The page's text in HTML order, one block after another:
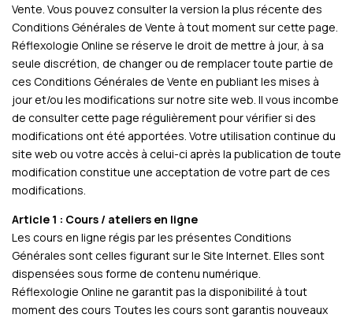
Vente. Vous pouvez consulter la version la plus récente des
Conditions Générales de Vente à tout moment sur cette page.
Réflexologie Online se réserve le droit de mettre à jour, à sa
seule discrétion, de changer ou de remplacer toute partie de
ces Conditions Générales de Vente en publiant les mises à
jour et/ou les modifications sur notre site web. Il vous incombe
de consulter cette page régulièrement pour vérifier si des
modifications ont été apportées. Votre utilisation continue du
site web ou votre accès à celui-ci après la publication de toute
modification constitue une acceptation de votre part de ces
modifications.
Article 1 : Cours / ateliers en ligne
Les cours en ligne régis par les présentes Conditions
Générales sont celles figurant sur le Site Internet. Elles sont
dispensées sous forme de contenu numérique.
Réflexologie Online ne garantit pas la disponibilité à tout
moment des cours Toutes les cours sont garantis nouveaux